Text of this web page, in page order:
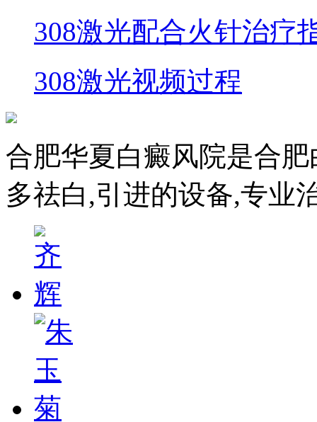
308激光配合火针治疗
308激光视频过程
合肥华夏白癜风院是合
多祛白,引进的设备,专业